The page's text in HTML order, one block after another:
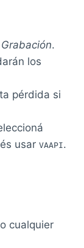
.
los
pérdida si
usar VAAPI.
cualquier